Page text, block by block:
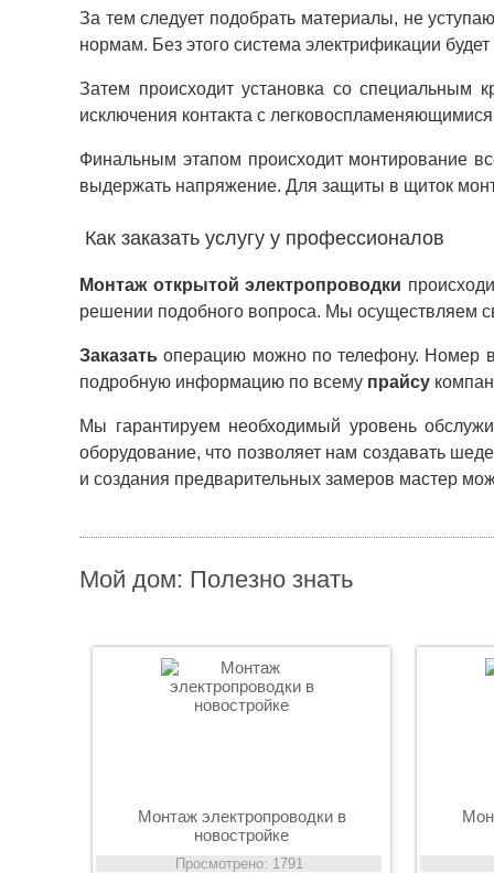
За тем следует подобрать материалы, не
нормам. Без этого система электрификации
Затем происходит установка со специальным
исключения контакта с
Финальным этапом происходит монтирование
выдержать напряжение. Для защиты в щиток
Как заказать услугу у профессионалов
Монтаж открытой электропроводки
решении подобного вопроса. Мы осуществляем
Заказать операцию можно по телефону. Номер
подробную информацию по всему прайсу
Мы гарантируем необходимый уровень
оборудование, что позволяет нам создавать
и создания предварительных замеров мастер
Теги: круглосуточно вызов сантехника, вызвать мастера на
Мой дом: Полезно знать
Монтаж электропроводки в
новостройке
Просмотрено: 1791